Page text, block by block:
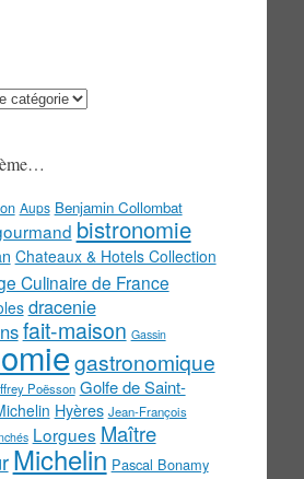
Aups Benjamin Collombat
bistronomie
Chateaux & Hotels Collection
Culinaire de France
dracenie
fait-maison Gassin
gastronomique
Poësson Golfe de Saint-
Hyères Jean-François
Lorgues Maître
Michelin Pascal Bonamy